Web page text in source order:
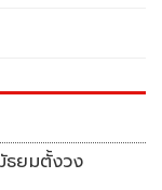
ธยมตั้งวง